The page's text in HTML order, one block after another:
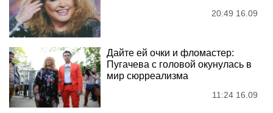
20:49 16.09
Дайте ей очки и фломастер:
Пугачева с головой окунулась в
мир сюрреализма
11:24 16.09